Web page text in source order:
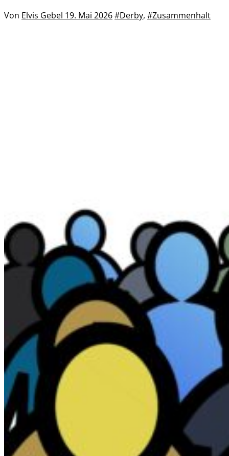
Von Elvis Gebel 19. Mai 2026#Derby, #Zusammenhalt